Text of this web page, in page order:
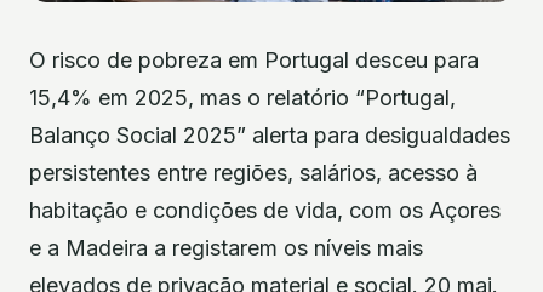
O risco de pobreza em Portugal desceu para
15,4% em 2025, mas o relatório “Portugal,
Balanço Social 2025” alerta para desigualdades
persistentes entre regiões, salários, acesso à
habitação e condições de vida, com os Açores
e a Madeira a registarem os níveis mais
elevados de privação material e social. 20 mai.